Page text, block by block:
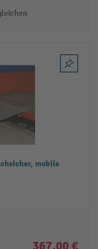
mobile
367,00 €